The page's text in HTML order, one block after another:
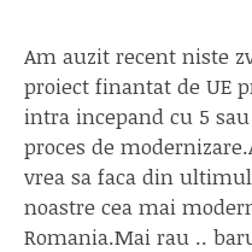
Am auzit recent niste
proiect finantat de UE
intra incepand cu 5
proces de
vrea sa faca din
noastre cea mai
Romania.Mai rau ..